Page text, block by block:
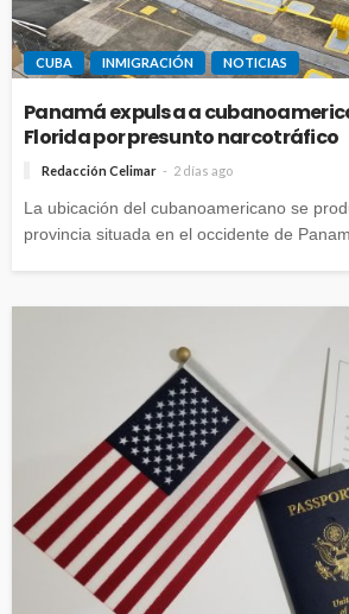
CUBA INMIGRACIÓN NOTICIAS
Panamá expulsa a
Florida por presunto narcotráfico
Redacción Celimar 2 días ago
La ubicación del cubanoamericano se
provincia situada en el occidente de